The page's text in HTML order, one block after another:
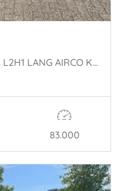
2.0 BLUEHDI 106KW DC AUT. L2H1 LANG AIRCO KLIMA NAV
83.000